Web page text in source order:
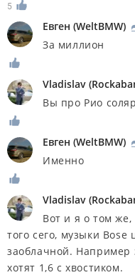
5
Евген (WeltBMW)
За миллион
Vladislav (
Вы про Рио
Евген (WeltBMW)
Именно
Vladislav (
Вот и я о том же,
того сего, музыки Bose
заоблачной. Например
хотят 1,6 с хвостиком.